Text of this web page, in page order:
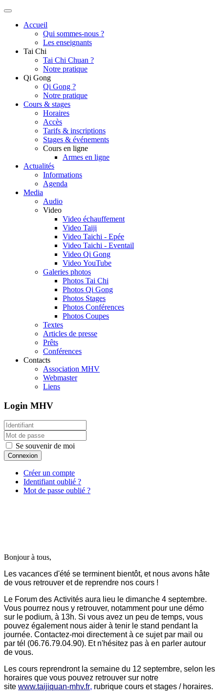
Accueil
Qui sommes-nous ?
Les enseignants
Tai Chi
Tai Chi Chuan ?
Notre pratique
Qi Gong
Qi Gong ?
Notre pratique
Cours & stages
Horaires
Accès
Tarifs & inscriptions
Stages & événements
Cours en ligne
Armes en ligne
Actualités
Informations
Agenda
Media
Audio
Video
Video échauffement
Video Taiji
Video Taichi - Epée
Video Taichi - Eventail
Video Qi Gong
Video YouTube
Galeries photos
Photos Tai Chi
Photos Qi Gong
Photos Stages
Photos Conférences
Photos Coupes
Textes
Articles de presse
Prêts
Conférences
Contacts
Association MHV
Webmaster
Liens
Login MHV
Se souvenir de moi
Connexion
Créer un compte
Identifiant oublié ?
Mot de passe oublié ?
Bonjour à tous,
Les vacances d'été se terminent bientôt, et nous avons hâte
de vous retrouver et de reprendre nos cours !
Le Forum des Activités aura lieu le dimanche 4 septembre.
Vous pourrez nous y retrouver, notamment pour une démo
sur le podium, à 13h. Si vous avez un peu de temps, vous
pouvez également nous aider à tenir le stand pendant la
journée. Contactez-moi directement à ce sujet par mail ou
par tél (06.76.79.04.90). Et n'hésitez pas à en parler autour
de vous.
Les cours reprendront la semaine du 12 septembre, selon les
horaires que vous pouvez retrouver sur notre
site www.taijiquan-mhv.fr, rubrique cours et stages / horaires.